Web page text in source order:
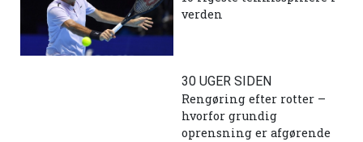
verden
30 UGER SIDEN
Rengøring efter rotter –
hvorfor grundig
oprensning er afgørende